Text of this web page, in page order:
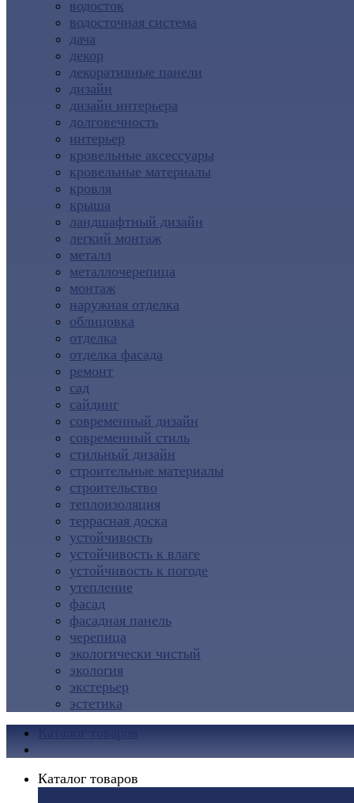
водосток
водосточная система
дача
декор
декоративные панели
дизайн
дизайн интерьера
долговечность
интерьер
кровельные аксессуары
кровельные материалы
кровля
крыша
ландшафтный дизайн
легкий монтаж
металл
металлочерепица
монтаж
наружная отделка
облицовка
отделка
отделка фасада
ремонт
сад
сайдинг
современный дизайн
современный стиль
стильный дизайн
строительные материалы
строительство
теплоизоляция
террасная доска
устойчивость
устойчивость к влаге
устойчивость к погоде
утепление
фасад
фасадная панель
черепица
экологически чистый
экология
экстерьер
эстетика
Каталог товаров